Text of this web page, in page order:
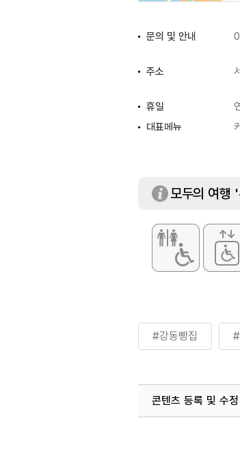
문의 및 안내
주소
휴일
대표메뉴
모두의 여행
#강동빵집
콘텐츠 등록 및 수정